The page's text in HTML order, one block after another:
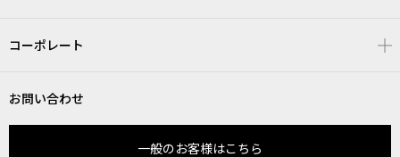
コーポレート
お問い合わせ
一般のお客様はこちら